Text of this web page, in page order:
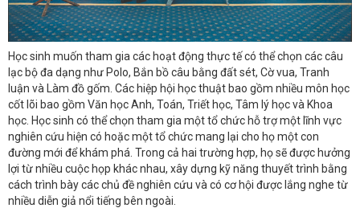
Học sinh muốn tham gia các hoạt động thực tế có thể chọn các câu
lạc bộ đa dạng như Polo, Bắn bồ câu bằng đất sét, Cờ vua, Tranh
luận và Làm đồ gốm. Các hiệp hội học thuật bao gồm nhiều môn học
cốt lõi bao gồm Văn học Anh, Toán, Triết học, Tâm lý học và Khoa
học. Học sinh có thể chọn tham gia một tổ chức hỗ trợ một lĩnh vực
nghiên cứu hiện có hoặc một tổ chức mang lại cho họ một con
đường mới để khám phá. Trong cả hai trường hợp, họ sẽ được hưởng
lợi từ nhiều cuộc họp khác nhau, xây dựng kỹ năng thuyết trình bằng
cách trình bày các chủ đề nghiên cứu và có cơ hội được lắng nghe từ
nhiều diễn giả nổi tiếng bên ngoài.